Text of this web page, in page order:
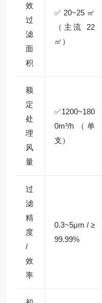
效
过
滤
面
积
✅20~25㎡
（主流 22
㎡）
额
定
处
理
风
量
✅1200~180
0m³/h（单
支）
过
滤
精
度
/
效
率
0.3~5μm / ≥
99.99%